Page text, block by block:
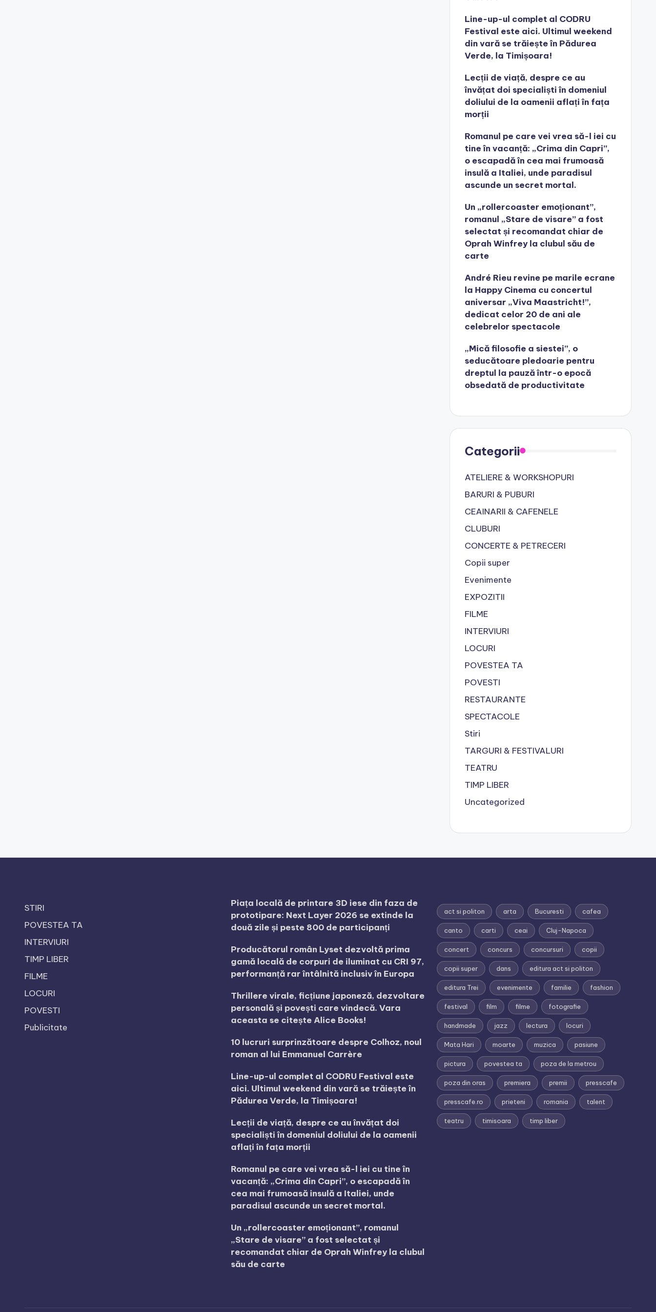
Line-up-ul complet al CODRU
Festival este aici. Ultimul weekend
din vară se trăiește în Pădurea
Verde, la Timișoara!
Lecții de viață, despre ce au
învățat doi specialiști în domeniul
doliului de la oamenii aflați în fața
morții
Romanul pe care vei vrea să-l iei cu
tine în vacanță: „Crima din Capri”,
o escapadă în cea mai frumoasă
insulă a Italiei, unde paradisul
ascunde un secret mortal.
Un „rollercoaster emoționant”,
romanul „Stare de visare” a fost
selectat și recomandat chiar de
Oprah Winfrey la clubul său de
carte
André Rieu revine pe marile ecrane
la Happy Cinema cu concertul
aniversar „Viva Maastricht!”,
dedicat celor 20 de ani ale
celebrelor spectacole
„Mică filosofie a siestei”, o
seducătoare pledoarie pentru
dreptul la pauză într-o epocă
obsedată de productivitate
Categorii
ATELIERE & WORKSHOPURI
BARURI & PUBURI
CEAINARII & CAFENELE
CLUBURI
CONCERTE & PETRECERI
Copii super
Evenimente
EXPOZITII
FILME
INTERVIURI
LOCURI
POVESTEA TA
POVESTI
RESTAURANTE
SPECTACOLE
Stiri
TARGURI & FESTIVALURI
TEATRU
TIMP LIBER
Uncategorized
STIRI
POVESTEA TA
INTERVIURI
TIMP LIBER
FILME
LOCURI
POVESTI
Publicitate
Piața locală de printare 3D iese din faza de
prototipare: Next Layer 2026 se extinde la
două zile și peste 800 de participanți
Producătorul român Lyset dezvoltă prima
gamă locală de corpuri de iluminat cu CRI 97,
performanță rar întâlnită inclusiv în Europa
Thrillere virale, ficțiune japoneză, dezvoltare
personală și povești care vindecă. Vara
aceasta se citește Alice Books!
10 lucruri surprinzătoare despre Colhoz, noul
roman al lui Emmanuel Carrère
Line-up-ul complet al CODRU Festival este
aici. Ultimul weekend din vară se trăiește în
Pădurea Verde, la Timișoara!
Lecții de viață, despre ce au învățat doi
specialiști în domeniul doliului de la oamenii
aflați în fața morții
Romanul pe care vei vrea să-l iei cu tine în
vacanță: „Crima din Capri”, o escapadă în
cea mai frumoasă insulă a Italiei, unde
paradisul ascunde un secret mortal.
Un „rollercoaster emoționant”, romanul
„Stare de visare” a fost selectat și
recomandat chiar de Oprah Winfrey la clubul
său de carte
act si politon arta Bucuresti cafea
canto carti ceai Cluj-Napoca
concert concurs concursuri copii
copii super dans editura act si politon
editura Trei evenimente familie fashion
festival film filme fotografie
handmade jazz lectura locuri
Mata Hari moarte muzica pasiune
pictura povestea ta poza de la metrou
poza din oras premiera premii presscafe
presscafe.ro prieteni romania talent
teatru timisoara timp liber